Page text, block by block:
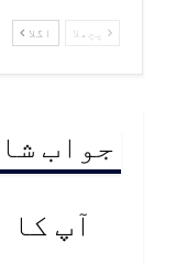
پچھلا اگلا
جواب
آپ